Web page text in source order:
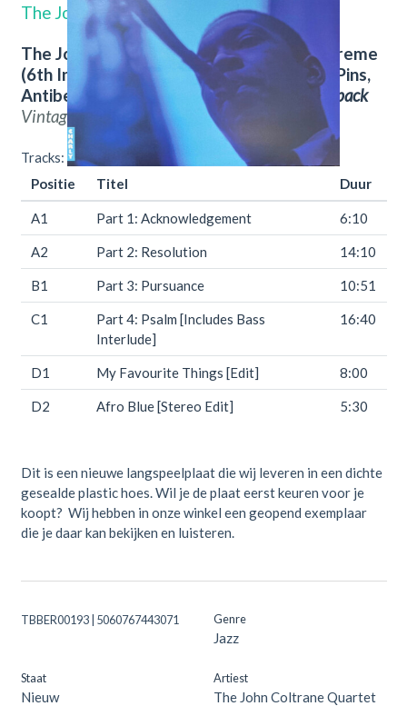
The John Coltrane Quartet
The John Coltrane Quartet – A Love Supreme
(6th International Jazz Festival Juan-Les-Pins,
Antibes, France).
Nu verkrijgbaar bij
Throwback
Vintage Hifi & Vinyl.
Tracks:
Positie
Titel Duur
A1 Part 1: Acknowledgement 6:10
A2 Part 2: Resolution 14:10
B1 Part 3: Pursuance 10:51
C1
Part 4: Psalm [Includes Bass
Interlude]
16:40
D1 My Favourite Things [Edit] 8:00
D2 Afro Blue [Stereo Edit] 5:30
Dit is een nieuwe langspeelplaat die wij leveren in een dichte
gesealde plastic hoes. Wil je de plaat eerst keuren voor je
koopt? Wij hebben in onze winkel een geopend exemplaar
die je daar kan bekijken en luisteren.
TBBER00193 | 5060767443071 Genre
Jazz
Staat
Nieuw
Artiest
The John Coltrane Quartet